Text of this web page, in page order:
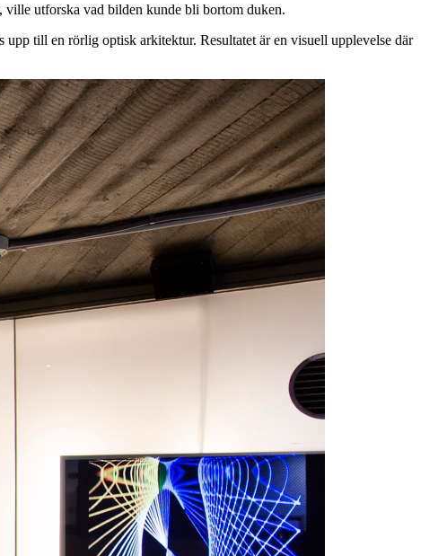
ville utforska vad bilden kunde bli bortom duken.
till en rörlig optisk arkitektur. Resultatet är en visuell upplevelse där